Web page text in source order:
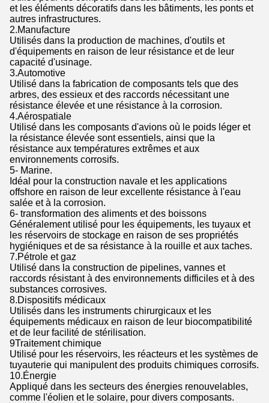
et les éléments décoratifs dans les bâtiments, les ponts et
autres infrastructures.
2.Manufacture
Utilisés dans la production de machines, d'outils et
d'équipements en raison de leur résistance et de leur
capacité d'usinage.
3.Automotive
Utilisé dans la fabrication de composants tels que des
arbres, des essieux et des raccords nécessitant une
résistance élevée et une résistance à la corrosion.
4.Aérospatiale
Utilisé dans les composants d'avions où le poids léger et
la résistance élevée sont essentiels, ainsi que la
résistance aux températures extrêmes et aux
environnements corrosifs.
5- Marine.
Idéal pour la construction navale et les applications
offshore en raison de leur excellente résistance à l'eau
salée et à la corrosion.
6- transformation des aliments et des boissons
Généralement utilisé pour les équipements, les tuyaux et
les réservoirs de stockage en raison de ses propriétés
hygiéniques et de sa résistance à la rouille et aux taches.
7.Pétrole et gaz
Utilisé dans la construction de pipelines, vannes et
raccords résistant à des environnements difficiles et à des
substances corrosives.
8.Dispositifs médicaux
Utilisés dans les instruments chirurgicaux et les
équipements médicaux en raison de leur biocompatibilité
et de leur facilité de stérilisation.
9Traitement chimique
Utilisé pour les réservoirs, les réacteurs et les systèmes de
tuyauterie qui manipulent des produits chimiques corrosifs.
10.Énergie
Appliqué dans les secteurs des énergies renouvelables,
comme l'éolien et le solaire, pour divers composants.